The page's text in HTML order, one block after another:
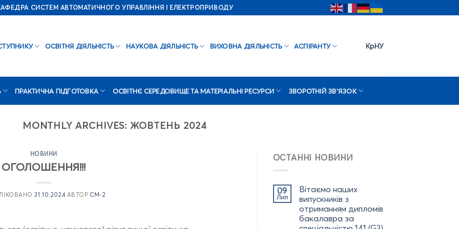
СИСТЕМ АВТОМАТИЧНОГО УПРАВЛІННЯ І ЕЛЕКТРОПРИВОДУ
ОСВІТНЯ ДІЯЛЬНІСТЬ НАУКОВА ДІЯЛЬНІСТЬ ВИХОВНА ДІЯЛЬНІСТЬ АСПІРАНТУ КрНУ
ПРАКТИЧНА ПІДГОТОВКА ОСВІТНЄ СЕРЕДОВИЩЕ ТА МАТЕРІАЛЬНІ РЕСУРСИ ЗВОРОТНІЙ ЗВ’ЯЗОК
MONTHLY ARCHIVES:ЖОВТЕНЬ 2024
НОВИНИ
ОГОЛОШЕННЯ!!!
31.10.2024 АВТОР CM-2
ОСТАННІ НОВИНИ
09
Лип
Вітаємо наших
випускників з
отриманням дипломів
бакалавра за